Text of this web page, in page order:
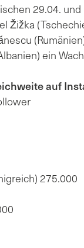
29.04.
Žižka
ein
auf
275.000